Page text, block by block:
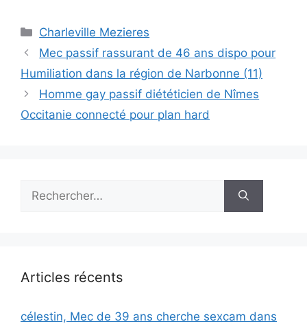
Catégories
Charleville Mezieres
Mec passif rassurant de 46 ans dispo pour
Humiliation dans la région de Narbonne (11)
Homme gay passif diététicien de Nîmes
Occitanie connecté pour plan hard
Articles récents
célestin, Mec de 39 ans cherche sexcam dans